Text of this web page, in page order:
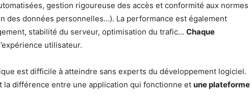
gestion rigoureuse des accès et conformité aux normes
des données personnelles…). La performance est également
stabilité du serveur, optimisation du trafic… Chaque
utilisateur.
est difficile à atteindre sans experts du développement logiciel.
la différence entre une application qui fonctionne et une plateforme